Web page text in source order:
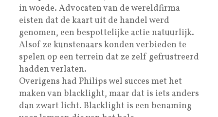
in woede. Advocaten van de wereldfirma
eisten dat de kaart uit de handel werd
genomen, een bespottelijke actie natuurlijk.
Alsof ze kunstenaars konden verbieden te
spelen op een terrein dat ze zelf gefrustreerd
hadden verlaten.
Overigens had Philips wel succes met het
maken van blacklight, maar dat is iets anders
dan zwart licht. Blacklight is een benaming